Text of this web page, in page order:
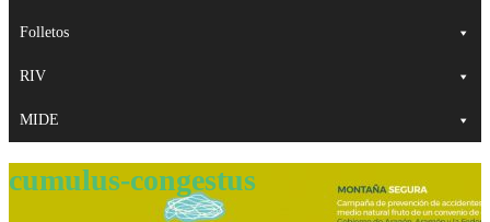
Folletos
RIV
MIDE
cumulus-congestus